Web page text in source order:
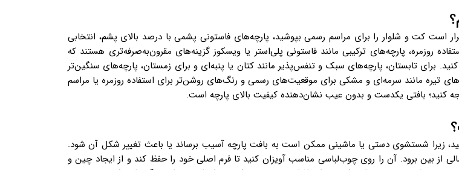
است کت و شلوار را برای مراسم رسمی بپوشید، پارچه‌های فاستونی پشمی با درصد بالای پشم، انتخابی
روزمره، پارچه‌های ترکیبی مانند فاستونی پلی‌استر یا ویسکوز گزینه‌های مقرون‌به‌صرفه‌تری هستند که
برای تابستان، پارچه‌های سبک و تنفس‌پذیر مانند کتان یا پنبه‌ای و برای زمستان، پارچه‌های سنگین‌تر
تیره مانند سرمه‌ای و مشکی برای موقعیت‌های رسمی و رنگ‌های روشن‌تر برای استفاده روزمره یا مراسم
کنید؛ بافتی یکدست و بدون عیب نشان‌دهنده کیفیت بالای پارچه است.
زیرا شستشوی دستی یا ماشینی ممکن است به بافت پارچه آسیب برساند یا باعث تغییر شکل آن شود.
از بین برود. آن را روی چوب‌لباسی مناسب آویزان کنید تا فرم اصلی خود را حفظ کند و از ایجاد چین و